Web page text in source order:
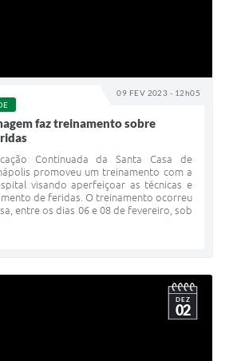
09 FEV 2023 - 12h05
faz treinamento sobre
Continuada da Santa Casa de
promoveu um treinamento com a
visando aperfeiçoar as técnicas e
de feridas. O treinamento ocorreu
entre os dias 06 e 08 de fevereiro, sob
DEZ
02